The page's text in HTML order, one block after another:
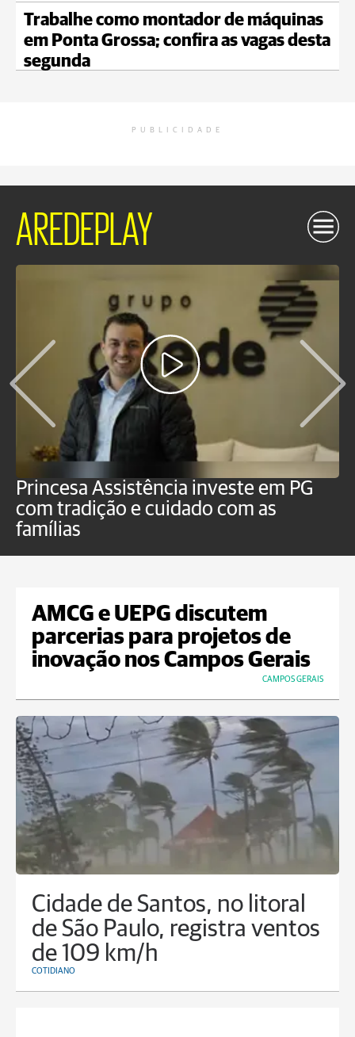
Trabalhe como montador de máquinas
em Ponta Grossa; confira as vagas desta
segunda
PUBLICIDADE
AREDEPLAY
Princesa Assistência investe em PG
com tradição e cuidado com as
famílias
AMCG e UEPG discutem
parcerias para projetos de
inovação nos Campos Gerais
CAMPOS GERAIS
Cidade de Santos, no litoral
de São Paulo, registra ventos
de 109 km/h
COTIDIANO